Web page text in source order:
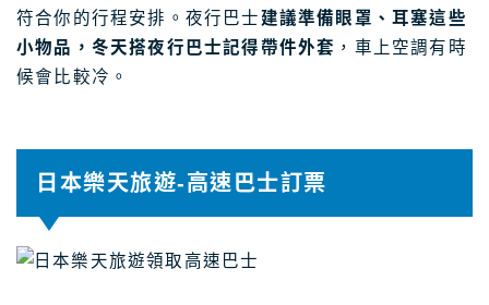
符合你的行程安排。夜行巴士 建議準備眼罩、耳塞這些
小物品，冬天搭夜行巴士記得帶件外套 ，車上空調有時
候會比較冷。
日本樂天旅遊-高速巴士訂票